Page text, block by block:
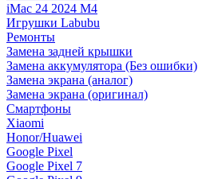
iMac 24 2024 M4
Игрушки Labubu
Ремонты
Замена задней крышки
Замена аккумулятора (Без ошибки)
Замена экрана (аналог)
Замена экрана (оригинал)
Смартфоны
Xiaomi
Honor/Huawei
Google Pixel
Google Pixel 7